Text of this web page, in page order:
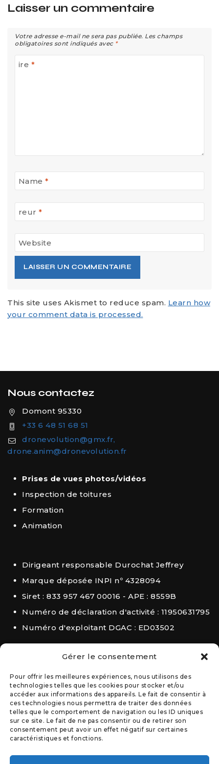
Gérer le consentement
Pour offrir les meilleures expériences, nous utilisons des
technologies telles que les cookies pour stocker et/ou
accéder aux informations des appareils. Le fait de consentir à
ces technologies nous permettra de traiter des données
telles que le comportement de navigation ou les ID uniques
sur ce site. Le fait de ne pas consentir ou de retirer son
consentement peut avoir un effet négatif sur certaines
caractéristiques et fonctions.
Laisser un commentaire
Votre adresse e-mail ne sera pas publiée. Les champs
obligatoires sont indiqués avec *
ire *
Name *
reur *
Website
This site uses Akismet to reduce spam. Learn how
your comment data is processed.
Nous contactez
Domont 95330
+33 6 48 51 68 51
dronevolution@gmx.fr,
drone.anim@dronevolution.fr
Prises de vues photos/vidéos
Inspection de toitures
Formation
Animation
Dirigeant responsable Durochat Jeffrey
Marque déposée INPI nº 4328094
Siret : 833 957 467 00016 - APE : 8559B
Numéro de déclaration d'activité : 11950631795
Numéro d'exploitant DGAC : ED03502